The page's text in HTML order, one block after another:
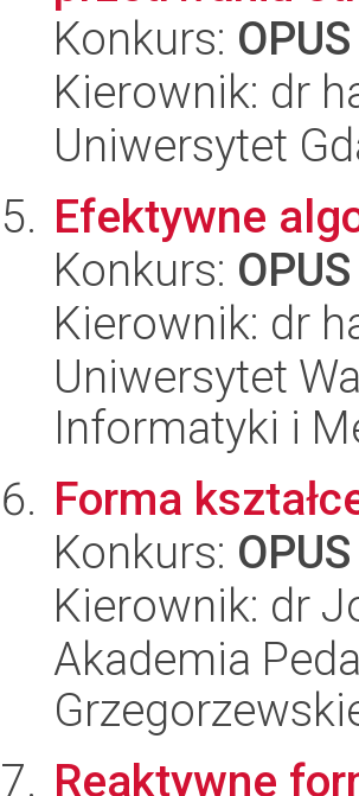
Konkurs:
Kierownik: dr
Uniwersytet
Efektywne
Konkurs:
Kierownik: dr
Uniwersytet
Informatyki i
Forma
Konkurs:
Kierownik: dr
Akademia
Reaktywne